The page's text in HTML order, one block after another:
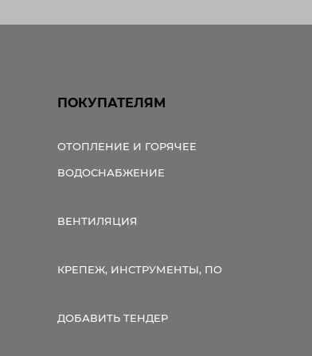
ПОКУПАТЕЛЯМ
ОТОПЛЕНИЕ И ГОРЯЧЕЕ
ВОДОСНАБЖЕНИЕ
ВЕНТИЛЯЦИЯ
КРЕПЕЖ, ИНСТРУМЕНТЫ, ПО
ДОБАВИТЬ ТЕНДЕР